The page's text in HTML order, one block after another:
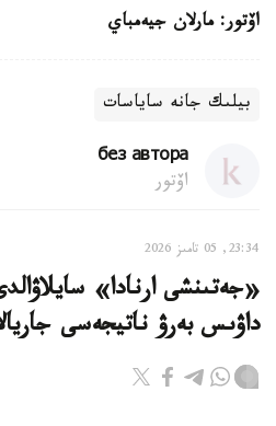
اۆتور: مارلان جيەمباي
بيلىك جانە ساياسات
без автора
اۆتور
23:34, 05 تامىز 2026
«جەتىنشى ارنادا»
داۋىس بەرۋ ناتيجەسى